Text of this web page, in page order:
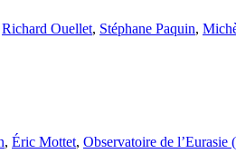
Richard Ouellet, Stéphane Paquin,
, Éric Mottet, Observatoire de l’Eurasie